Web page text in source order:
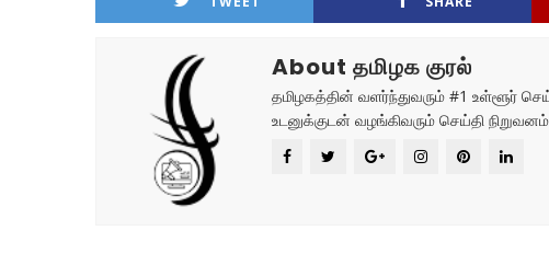
About தமிழக குரல்
தமிழகத்தின் வளர்ந்துவரும் #1 உள்ளூர்
உடனுக்குடன் வழங்கிவரும் செய்தி